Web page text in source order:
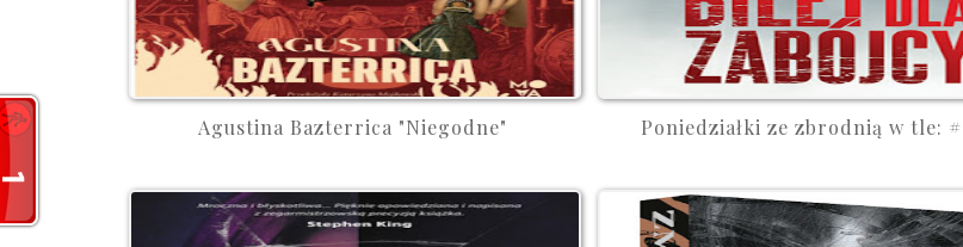
Agustina Bazterrica "Niegodne" Poniedziałki ze zbrodnią w tle: